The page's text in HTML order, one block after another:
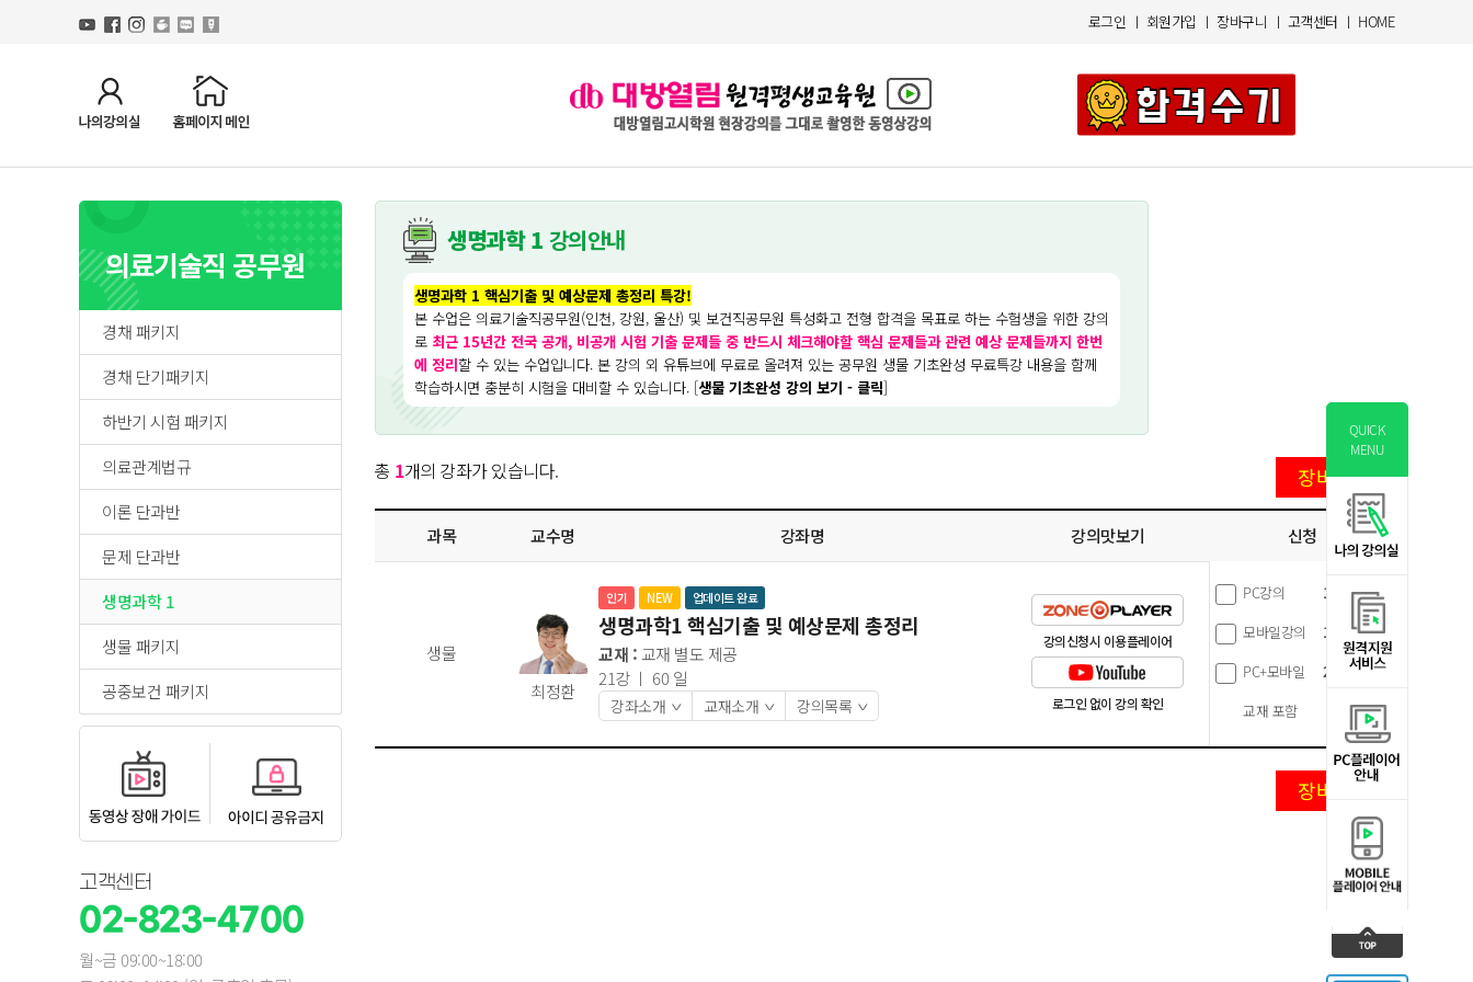
로그인 ㅣ 회원가입 ㅣ 장바구니 ㅣ 고객센터 ㅣ HOME
QUICK
MENU
의료기술직 공무원
경채 패키지
경채 단기패키지
하반기 시험 패키지
의료관계법규
이론 단과반
문제 단과반
생명과학 1
생물 패키지
공중보건 패키지
고객센터
02-823-4700
월~금 09:00~18:00
생명과학 1 강의안내
생명과학 1 핵심기출 및 예상문제 총정리 특강!
본 수업은 의료기술직공무원(인천, 강원, 울산) 및 보건직공무원 특성화고 전형 합격을 목표로 하는 수험생을 위한 강의
로 최근 15년간 전국 공개, 비공개 시험 기출 문제들 중 반드시 체크해야할 핵심 문제들과 관련 예상 문제들까지 한번
에 정리할 수 있는 수업입니다. 본 강의 외 유튜브에 무료로 올려져 있는 공무원 생물 기초완성 무료특강 내용을 함께
학습하시면 충분히 시험을 대비할 수 있습니다. [생물 기초완성 강의 보기 - 클릭]
총 1개의 강좌가 있습니다.
과목 교수명 강좌명 강의맛보기 신청
생물
최정환
인기 NEW 업데이트 완료
생명과학1 핵심기출 및 예상문제 총정리
교재 :교재 별도 제공
21강 ㅣ 60 일
강좌소개> 교재소개> 강의목록>
강의신청시 이용플레이어
로그인 없이 강의 확인
PC강의 150,000원
모바일강의
150,000원
PC+모바일
200,000원
교재 포함
0원